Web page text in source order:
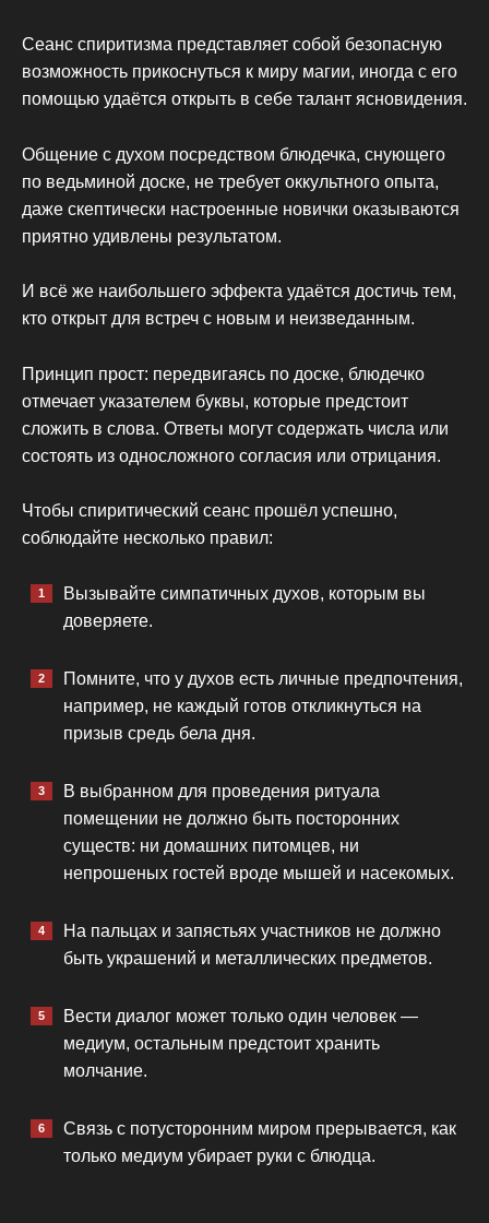
Сеанс спиритизма представляет собой безопасную
возможность прикоснуться к миру магии, иногда с его
помощью удаётся открыть в себе талант ясновидения.
Общение с духом посредством блюдечка, снующего
по ведьминой доске, не требует оккультного опыта,
даже скептически настроенные новички оказываются
приятно удивлены результатом.
И всё же наибольшего эффекта удаётся достичь тем,
кто открыт для встреч с новым и неизведанным.
Принцип прост: передвигаясь по доске, блюдечко
отмечает указателем буквы, которые предстоит
сложить в слова. Ответы могут содержать числа или
состоять из односложного согласия или отрицания.
Чтобы спиритический сеанс прошёл успешно,
соблюдайте несколько правил:
Вызывайте симпатичных духов, которым вы
доверяете.
Помните, что у духов есть личные предпочтения,
например, не каждый готов откликнуться на
призыв средь бела дня.
В выбранном для проведения ритуала
помещении не должно быть посторонних
существ: ни домашних питомцев, ни
непрошеных гостей вроде мышей и насекомых.
На пальцах и запястьях участников не должно
быть украшений и металлических предметов.
Вести диалог может только один человек —
медиум, остальным предстоит хранить
молчание.
Связь с потусторонним миром прерывается, как
только медиум убирает руки с блюдца.